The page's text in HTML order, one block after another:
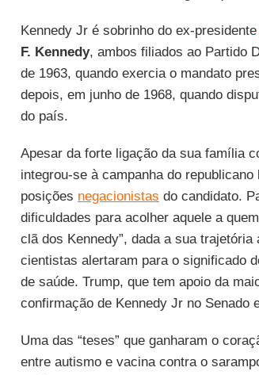
Kennedy Jr é sobrinho do ex-presidente
F. Kennedy, ambos filiados ao Partido
de 1963, quando exercia o mandato
depois, em junho de 1968, quando
do país.
Apesar da forte ligação da sua família
integrou-se à campanha do republicano
posições negacionistas do candidato.
dificuldades para acolher aquele a
clã dos Kennedy”, dada a sua
cientistas alertaram para o significado
de saúde. Trump, que tem apoio da
confirmação de Kennedy Jr no Senado
Uma das “teses” que ganharam o
entre autismo e vacina contra o